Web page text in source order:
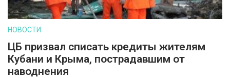
НОВОСТИ
ЦБ призвал списать кредиты жителям
Кубани и Крыма, пострадавшим от
наводнения